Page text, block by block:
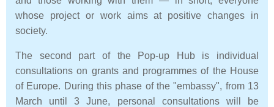
whose project or work aims at positive changes in
society.
The second part of the Pop-up Hub is individual
consultations on grants and programmes of the House
of Europe. During this phase of the "embassy", from 13
March until 3 June, personal consultations will be